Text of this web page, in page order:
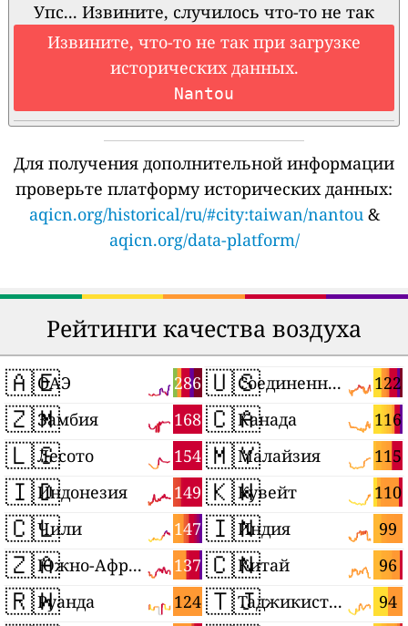
Упс... Извините, случилось что-то не так
Извините, что-то не так при загрузке
исторических данных.
Nantou
Для получения дополнительной информации
проверьте платформу исторических данных:
aqicn.org/historical/ru/#city:taiwan/nantou&
aqicn.org/data-platform/
Рейтинги качества воздуха
🇦🇪 286
ОАЭ
🇿🇲 168
Замбия
🇱🇸 154
Лесото
🇮🇩 149
Индонезия
🇨🇱 147
Чили
🇿🇦 137
Южно-Африканская Республика
🇷🇼 124
Руанда
🇺🇸 122
Соединенные Штаты
🇨🇦 116
Канада
🇲🇾 115
Малайзия
🇰🇼 110
Кувейт
🇮🇳 99
Индия
🇨🇳 96
Китай
🇹🇯 94
Таджикистан